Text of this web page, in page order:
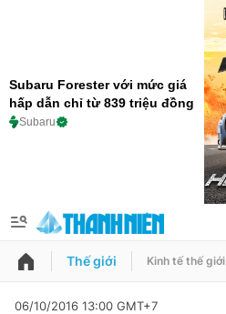
Subaru Forester với mức giá
hấp dẫn chỉ từ 839 triệu đồng
Subaru
QUẢNG CÁO
Thế giới Kinh tế thế giới
06/10/2016 13:00 GMT+7